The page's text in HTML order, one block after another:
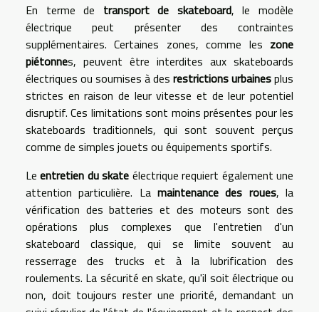
En terme de transport de skateboard, le modèle
électrique peut présenter des contraintes
supplémentaires. Certaines zones, comme les zone
piétonnes, peuvent être interdites aux skateboards
électriques ou soumises à des restrictions urbainesplus
strictes en raison de leur vitesse et de leur potentiel
disruptif. Ces limitations sont moins présentes pour les
skateboards traditionnels, qui sont souvent perçus
comme de simples jouets ou équipements sportifs.
Leentretien du skate électrique requiert également une
attention particulière. La maintenance des roues, la
vérification des batteries et des moteurs sont des
opérations plus complexes que l'entretien d'un
skateboard classique, qui se limite souvent au
resserrage des trucks et à la lubrification des
roulements. La sécurité en skate, qu'il soit électrique ou
non, doit toujours rester une priorité, demandant un